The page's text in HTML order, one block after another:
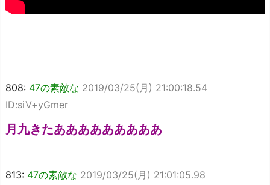
808: 47の素敵な 2019/03/25(月) 21:00:18.54
ID:siV+yGmer
月九きたあああああああああ
813: 47の素敵な 2019/03/25(月) 21:01:05.98